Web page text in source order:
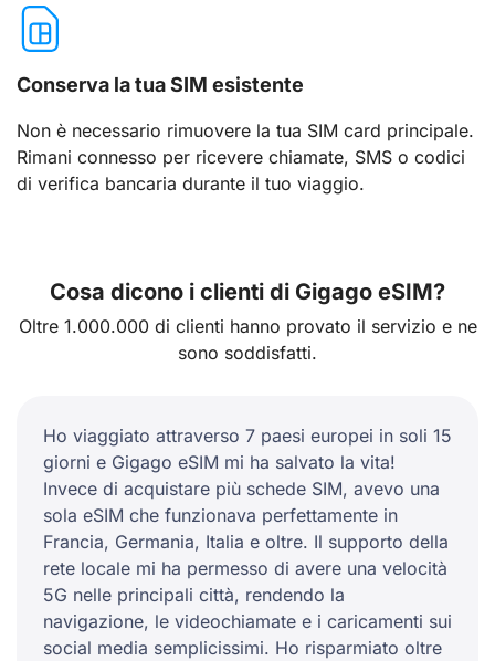
Conserva la tua SIM esistente
Non è necessario rimuovere la tua SIM card principale.
Rimani connesso per ricevere chiamate, SMS o codici
di verifica bancaria durante il tuo viaggio.
Cosa dicono i clienti di Gigago eSIM?
Oltre 1.000.000 di clienti hanno provato il servizio e ne
sono soddisfatti.
Ho viaggiato attraverso 7 paesi europei in soli 15
giorni e Gigago eSIM mi ha salvato la vita!
Invece di acquistare più schede SIM, avevo una
sola eSIM che funzionava perfettamente in
Francia, Germania, Italia e oltre. Il supporto della
rete locale mi ha permesso di avere una velocità
5G nelle principali città, rendendo la
navigazione, le videochiamate e i caricamenti sui
social media semplicissimi. Ho risparmiato oltre